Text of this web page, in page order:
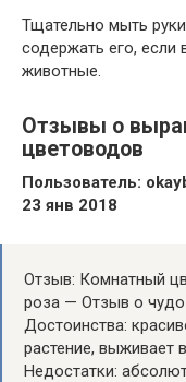
Тщательно мыть
содержать его, если
животные.
Отзывы о
цветоводов
Пользователь:
23 янв 2018
Отзыв: Комнатный
роза — Отзыв о
Достоинства:
растение, выживает
Недостатки: